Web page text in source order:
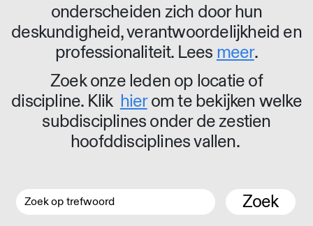
onderscheiden zich door hun
deskundigheid, verantwoordelijkheid en
professionaliteit. Lees meer.
Zoek onze leden op locatie of
discipline. Klik hierom te bekijken welke
subdisciplines onder de zestien
hoofddisciplines vallen.
Zoek